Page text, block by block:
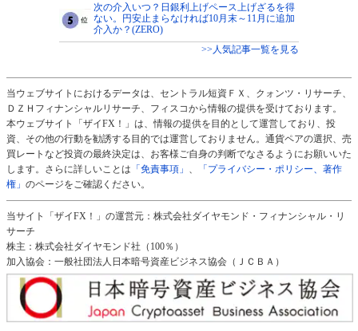
次の介入いつ？日銀利上げペース上げざるを得
ない。円安止まらなければ10月末～11月に追加
介入か？(ZERO)
>>人気記事一覧を見る
当ウェブサイトにおけるデータは、セントラル短資ＦＸ、クォンツ・リサーチ、
ＤＺＨフィナンシャルリサーチ、フィスコから情報の提供を受けております。
本ウェブサイト「ザイFX！」は、情報の提供を目的として運営しており、投
資、その他の行動を勧誘する目的では運営しておりません。通貨ペアの選択、売
買レートなど投資の最終決定は、お客様ご自身の判断でなさるようにお願いいた
します。さらに詳しいことは 「免責事項」 、
「プライバシー・ポリシー、著作
権」 のページをご確認ください。
当サイト「ザイFX！」の運営元：株式会社ダイヤモンド・フィナンシャル・リ
サーチ
株主：株式会社ダイヤモンド社（100％）
加入協会：一般社団法人日本暗号資産ビジネス協会（ＪＣＢＡ）